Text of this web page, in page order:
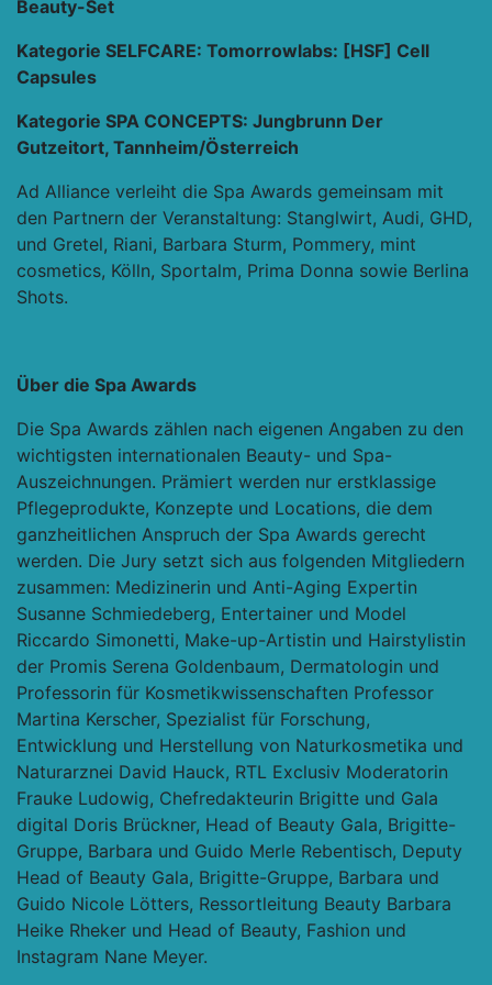
Beauty-Set
Kategorie SELFCARE: Tomorrowlabs: [HSF] Cell
Capsules
Kategorie SPA CONCEPTS: Jungbrunn Der
Gutzeitort, Tannheim/Österreich
Ad Alliance verleiht die Spa Awards gemeinsam mit
den Partnern der Veranstaltung: Stanglwirt, Audi, GHD,
und Gretel, Riani, Barbara Sturm, Pommery, mint
cosmetics, Kölln, Sportalm, Prima Donna sowie Berlina
Shots.
Über die Spa Awards
Die Spa Awards zählen nach eigenen Angaben zu den
wichtigsten internationalen Beauty- und Spa-
Auszeichnungen. Prämiert werden nur erstklassige
Pflegeprodukte, Konzepte und Locations, die dem
ganzheitlichen Anspruch der Spa Awards gerecht
werden. Die Jury setzt sich aus folgenden Mitgliedern
zusammen: Medizinerin und Anti-Aging Expertin
Susanne Schmiedeberg, Entertainer und Model
Riccardo Simonetti, Make-up-Artistin und Hairstylistin
der Promis Serena Goldenbaum, Dermatologin und
Professorin für Kosmetikwissenschaften Professor
Martina Kerscher, Spezialist für Forschung,
Entwicklung und Herstellung von Naturkosmetika und
Naturarznei David Hauck, RTL Exclusiv Moderatorin
Frauke Ludowig, Chefredakteurin Brigitte und Gala
digital Doris Brückner, Head of Beauty Gala, Brigitte-
Gruppe, Barbara und Guido Merle Rebentisch, Deputy
Head of Beauty Gala, Brigitte-Gruppe, Barbara und
Guido Nicole Lötters, Ressortleitung Beauty Barbara
Heike Rheker und Head of Beauty, Fashion und
Instagram Nane Meyer.